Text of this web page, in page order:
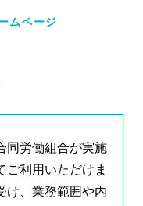
ムページ
同労働組合が実施
ご利用いただけま
け、業務範囲や内